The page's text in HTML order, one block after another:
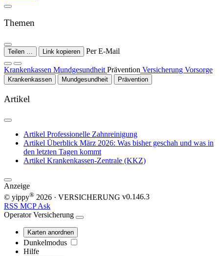
Themen
Teilen … Link kopieren Per E-Mail
Krankenkassen Mundgesundheit Prävention Versicherung Vorsorge
Krankenkassen Mundgesundheit Prävention
Artikel
Artikel Professionelle Zahnreinigung
Artikel Überblick März 2026: Was bisher geschah und was in
den letzten Tagen kommt
Artikel Krankenkassen-Zentrale (KKZ)
Anzeige
© yippy® 2026 · VERSICHERUNG v0.146.3
RSS MCPAsk
Operator Versicherung
Karten anordnen
Dunkelmodus
Hilfe